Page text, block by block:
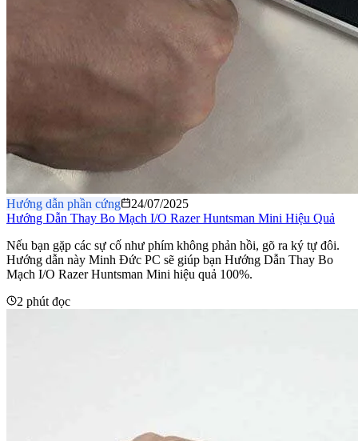
Hướng dẫn phần cứng
24/07/2025
Hướng Dẫn Thay Bo Mạch I/O Razer Huntsman Mini Hiệu Quả
Nếu bạn gặp các sự cố như phím không phản hồi, gõ ra ký tự đôi.
Hướng dẫn này Minh Đức PC sẽ giúp bạn Hướng Dẫn Thay Bo
Mạch I/O Razer Huntsman Mini hiệu quả 100%.
2 phút đọc